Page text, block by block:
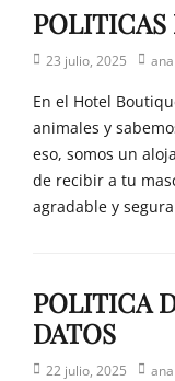
POLITICAS
Posted
23 julio, 2025
En el Hotel
animales y
eso, somos un
de recibir a tu
agradable y
POLITICA
DATOS
Posted
22 julio, 2025